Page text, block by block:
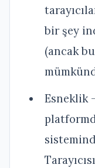
bir şey
(ancak
Esneklik